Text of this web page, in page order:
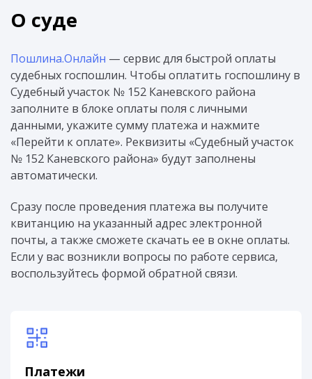
О суде
Пошлина.Онлайн — сервис для быстрой оплаты
судебных госпошлин. Чтобы оплатить госпошлину в
Судебный участок № 152 Каневского района
заполните в блоке оплаты поля с личными
данными, укажите сумму платежа и нажмите
«Перейти к оплате». Реквизиты «Судебный участок
№ 152 Каневского района» будут заполнены
автоматически.
Сразу после проведения платежа вы получите
квитанцию на указанный адрес электронной
почты, а также сможете скачать ее в окне оплаты.
Если у вас возникли вопросы по работе сервиса,
воспользуйтесь формой обратной связи.
Платежи